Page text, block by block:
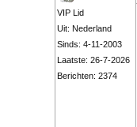
VIP Lid
Uit: Nederland
Sinds: 4-11-2003
Laatste: 26-7-2026
Berichten: 2374